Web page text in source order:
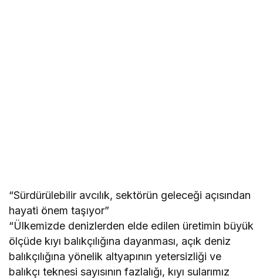
“Sürdürülebilir avcılık, sektörün geleceği açısından
hayati önem taşıyor”
“Ülkemizde denizlerden elde edilen üretimin büyük
ölçüde kıyı balıkçılığına dayanması, açık deniz
balıkçılığına yönelik altyapının yetersizliği ve
balıkçı teknesi sayısının fazlalığı, kıyı sularımız